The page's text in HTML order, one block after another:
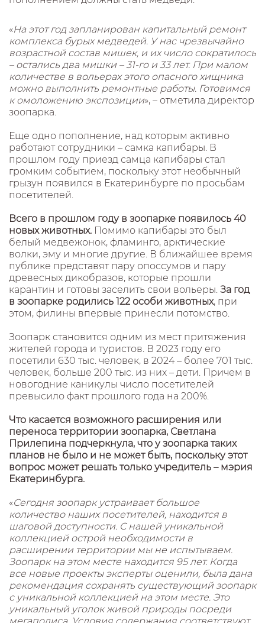
«На этот год запланирован капитальный ремонт
комплекса бурых медведей. У нас чрезвычайно
возрастной состав мишек, и их число сократилось
– остались два мишки – 31-го и 33 лет. При малом
количестве в вольерах этого опасного хищника
можно выполнить ремонтные работы. Готовимся
к омоложению экспозиции», – отметила директор
зоопарка.
Еще одно пополнение, над которым активно
работают сотрудники – самка капибары. В
прошлом году приезд самца капибары стал
громким событием, поскольку этот необычный
грызун появился в Екатеринбурге по просьбам
посетителей.
Всего в прошлом году в зоопарке появилось 40
новых животных. Помимо капибары это был
белый медвежонок, фламинго, арктические
волки, эму и многие другие. В ближайшее время
публике представят пару опоссумов и пару
древесных дикобразов, которые прошли
карантин и готовы заселить свои вольеры. За год
в зоопарке родились 122 особи животных, при
этом, филины впервые принесли потомство.
Зоопарк становится одним из мест притяжения
жителей города и туристов. В 2023 году его
посетили 630 тыс. человек, в 2024 – более 701 тыс.
человек, больше 200 тыс. из них – дети. Причем в
новогодние каникулы число посетителей
превысило факт прошлого года на 200%.
Что касается возможного расширения или
переноса территории зоопарка, Светлана
Прилепина подчеркнула, что у зоопарка таких
планов не было и не может быть, поскольку этот
вопрос может решать только учредитель – мэрия
Екатеринбурга.
«Сегодня зоопарк устраивает большое
количество наших посетителей, находится в
шаговой доступности. С нашей уникальной
коллекцией острой необходимости в
расширении территории мы не испытываем.
Зоопарк на этом месте находится 95 лет. Когда
все новые проекты эксперты оценили, была дана
рекомендация сохранять существующий зоопарк
с уникальной коллекцией на этом месте. Это
уникальный уголок живой природы посреди